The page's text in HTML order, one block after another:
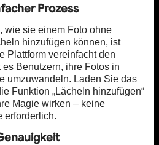
Prozess
wie sie einem Foto ohne
hinzufügen können, ist
Plattform vereinfacht den
Benutzern, ihre Fotos in
umzuwandeln. Laden Sie das
Funktion „Lächeln hinzufügen“
Magie wirken – keine
erforderlich.